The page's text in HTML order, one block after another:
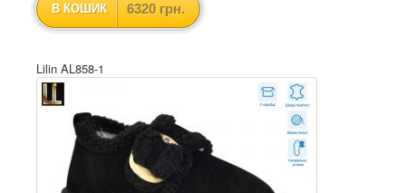
В КОШИК 6320 грн.
Lilin AL858-1